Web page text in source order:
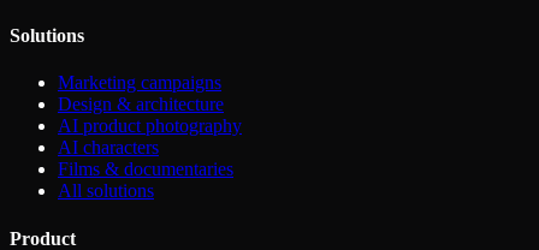
Solutions
Marketing campaigns
Design & architecture
AI product photography
AI characters
Films & documentaries
All solutions
Product